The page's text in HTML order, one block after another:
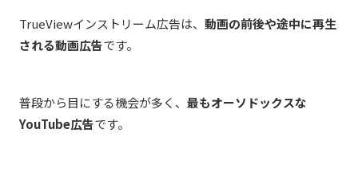
TrueViewインストリーム広告は、 動画の前後や途中に再生
される動画広告です。
普段から目にする機会が多く、 最もオーソドックスな
YouTube広告です。